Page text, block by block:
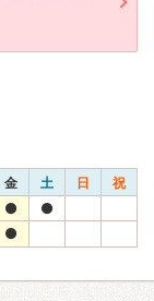
金 土 日 祝